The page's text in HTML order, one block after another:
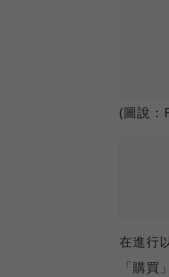
(圖說：
在進行
「購